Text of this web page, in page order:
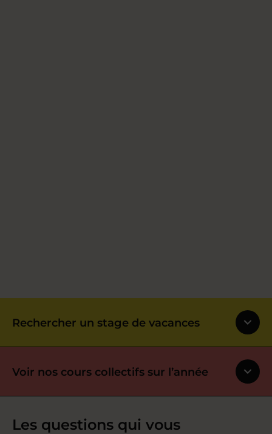
Rechercher un stage de vacances
Voir nos cours collectifs sur l’année
Les questions qui vous